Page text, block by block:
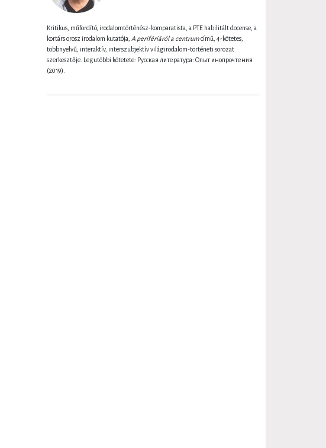
Kritikus, műfordító, irodalomtörténész-komparatista, a PTE habilitált docense, a
kortárs orosz irodalom kutatója, A perifériáról a centrumcímű, 4-kötetes,
többnyelvű, interaktív, interszubjektív világirodalom-történeti sorozat
szerkesztője. Legutóbbi kötetete: Русская литература: Oпыт инопрочтения
(2019).